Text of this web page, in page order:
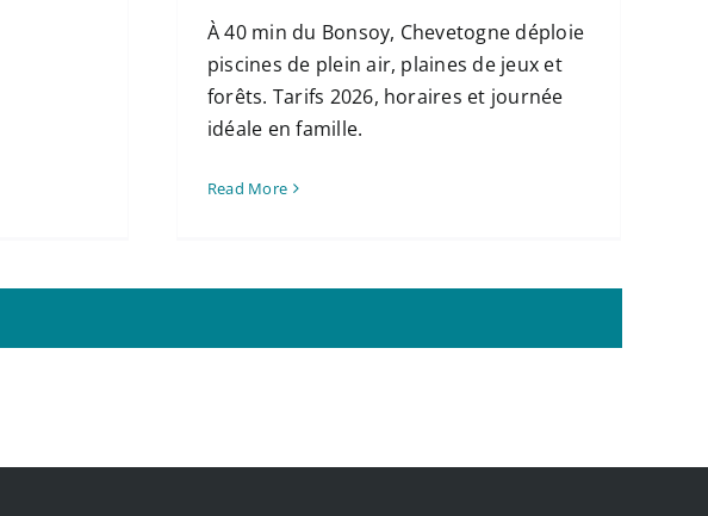
À 40 min du Bonsoy, Chevetogne déploie
piscines de plein air, plaines de jeux et
forêts. Tarifs 2026, horaires et journée
idéale en famille.
Read More